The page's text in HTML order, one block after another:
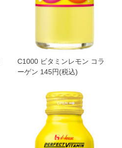
C1000 ビタミンレモン コラ
ーゲン 145円(税込)